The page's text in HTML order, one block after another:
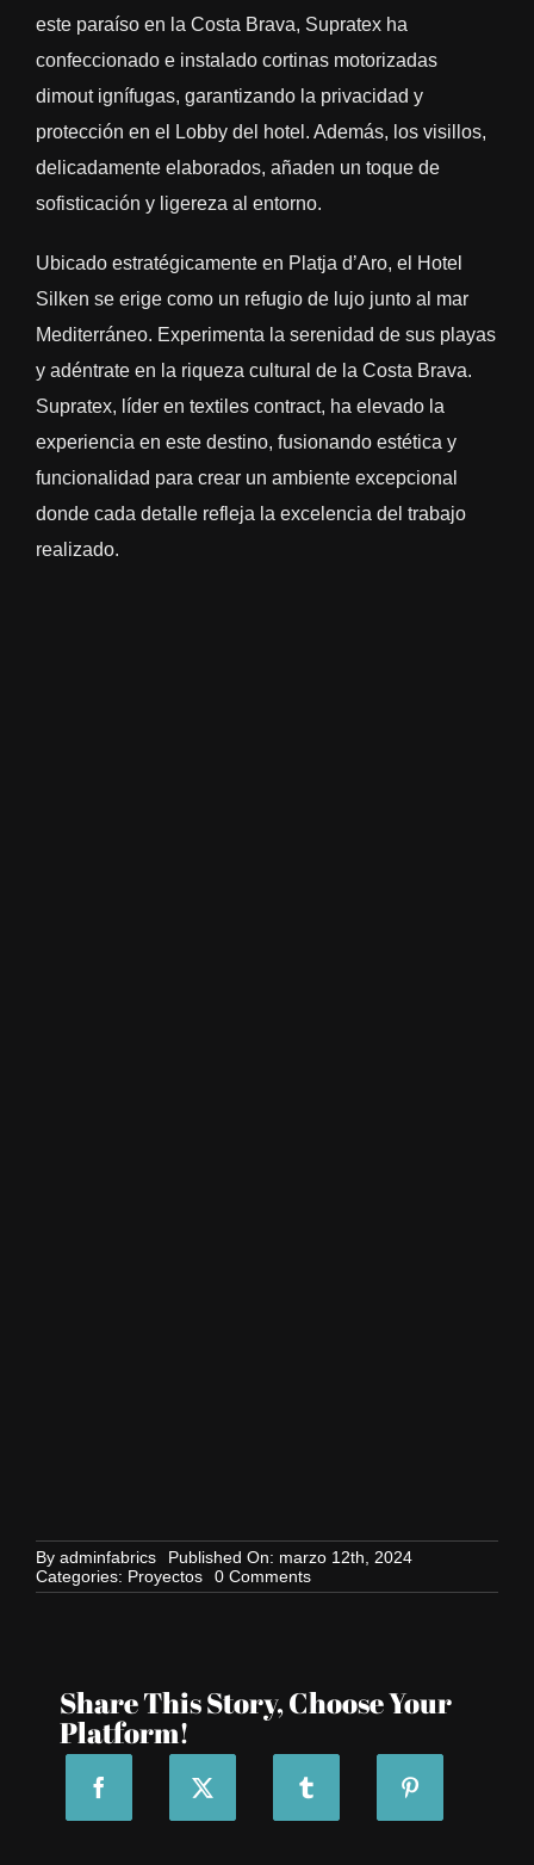
este paraíso en la Costa Brava, Supratex ha
confeccionado e instalado cortinas motorizadas
dimout ignífugas, garantizando la privacidad y
protección en el Lobby del hotel. Además, los visillos,
delicadamente elaborados, añaden un toque de
sofisticación y ligereza al entorno.
Ubicado estratégicamente en Platja d’Aro, el Hotel
Silken se erige como un refugio de lujo junto al mar
Mediterráneo. Experimenta la serenidad de sus playas
y adéntrate en la riqueza cultural de la Costa Brava.
Supratex, líder en textiles contract, ha elevado la
experiencia en este destino, fusionando estética y
funcionalidad para crear un ambiente excepcional
donde cada detalle refleja la excelencia del trabajo
realizado.
By adminfabrics
Published On: marzo 12th, 2024
Categories: Proyectos 0 Commentson
Hotel
Share This Story, Choose Your
Platform!